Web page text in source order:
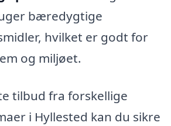
bæredygtige
hvilket er godt for
og miljøet.
tilbud fra forskellige
i Hyllested kan du sikre